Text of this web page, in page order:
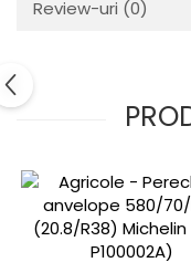
Review-uri (0)